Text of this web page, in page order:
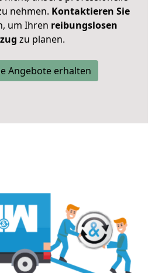
nehmen. Kontaktieren Sie
um Ihren reibungslosen
zu planen.
Angebote erhalten